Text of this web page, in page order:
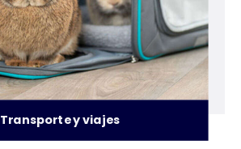
Transporte y viajes